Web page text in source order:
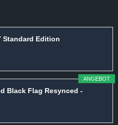
Standard Edition
ANGEBOT
Black Flag Resynced -